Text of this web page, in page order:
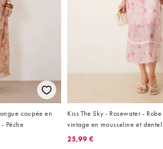
coupée en
Pêche
Kiss The Sky - Rosewater -
vintage en mousseline et
25,99 €